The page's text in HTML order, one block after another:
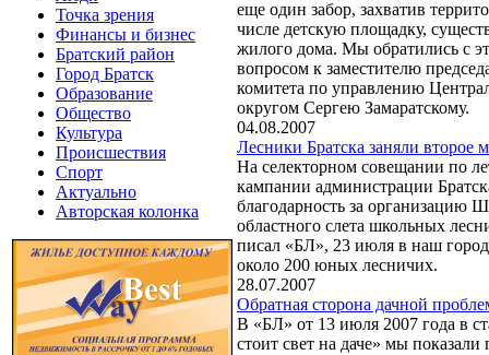
Точка зрения
Финансы и бизнес
Братский район
Город Братск
Образование
Общество
Культура
Происшествия
Спорт
Актуально
Авторская колонка
еще один забор, захватив
числе детскую площадку,
жилого дома. Мы обратились с
вопросом к заместителю
комитета по управлению
округом Сергею Замаратскому.
04.08.2007
Лесники Братска заняли второе
На селекторном совещании по
кампании администрации
благодарность за организацию
областного слета школьных
писал «БЛ», 23 июля в наш город
около 200 юных лесничих.
28.07.2007
Обратная сторона дачной
В «БЛ» от 13 июля 2007 года в
стоит свет на даче» мы